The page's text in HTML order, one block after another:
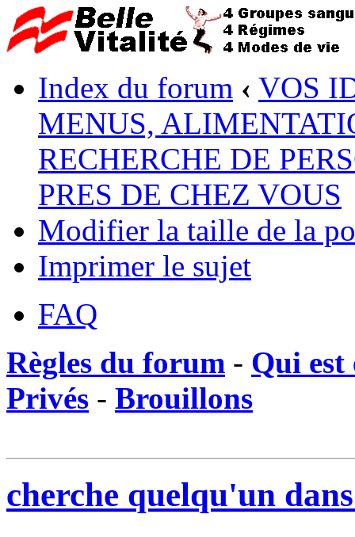
Index du forum ‹ VOS
MENUS,
RECHERCHE DE
PRES DE CHEZ VOUS
Modifier la taille de la
Imprimer le sujet
FAQ
Règles du forum - Qui est
Privés - Brouillons
cherche quelqu'un